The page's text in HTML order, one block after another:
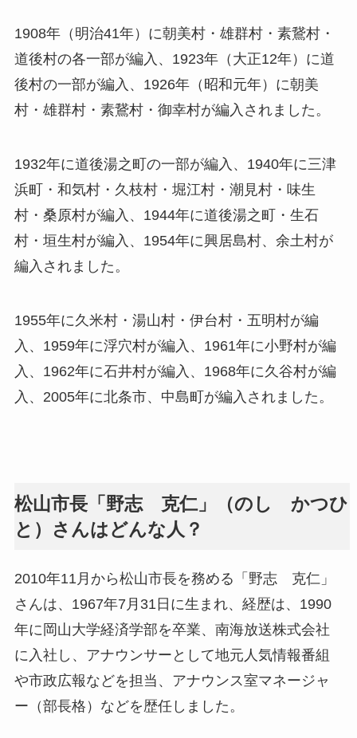
1908年（明治41年）に朝美村・雄群村・素鵞村・
道後村の各一部が編入、1923年（大正12年）に道
後村の一部が編入、1926年（昭和元年）に朝美
村・雄群村・素鵞村・御幸村が編入されました。
1932年に道後湯之町の一部が編入、1940年に三津
浜町・和気村・久枝村・堀江村・潮見村・味生
村・桑原村が編入、1944年に道後湯之町・生石
村・垣生村が編入、1954年に興居島村、余土村が
編入されました。
1955年に久米村・湯山村・伊台村・五明村が編
入、1959年に浮穴村が編入、1961年に小野村が編
入、1962年に石井村が編入、1968年に久谷村が編
入、2005年に北条市、中島町が編入されました。
松山市長「野志 克仁」（のし かつひ
と）さんはどんな人？
2010年11月から松山市長を務める「野志 克仁」
さんは、1967年7月31日に生まれ、経歴は、1990
年に岡山大学経済学部を卒業、南海放送株式会社
に入社し、アナウンサーとして地元人気情報番組
や市政広報などを担当、アナウンス室マネージャ
ー（部長格）などを歴任しました。